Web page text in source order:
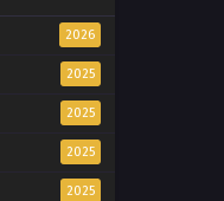
2026
2025
2025
2025
2025